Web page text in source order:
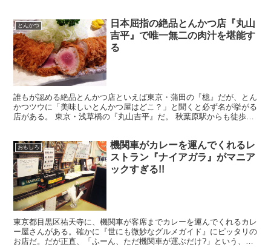
とんかつ
日本屈指の絶品とんかつ店『丸山
吉平』で唯一無二の肉汁を堪能す
る
誰もが認める絶品とんかつ店といえば東京・蒲田の『檍』だが、とん
かつツウに「美味しいとんかつ屋はどこ？」と聞くと必ず名が挙がる
店がある。 東京・浅草橋の『丸山吉平』だ。 秋葉原駅からも徒歩圏
おもしろ
機関車がカレーを運んでくれるレ
ストラン『ナイアガラ』がマニア
ックすぎる!!
東京都目黒区祐天寺に、機関車が客席までカレーを運んでくれるカレ
ー屋さんがある。確かに『世にも微妙なグルメガイド』にピッタリの
お店だ。だが正直、「ふーん、ただ機関車が運ぶだけ?」という、単